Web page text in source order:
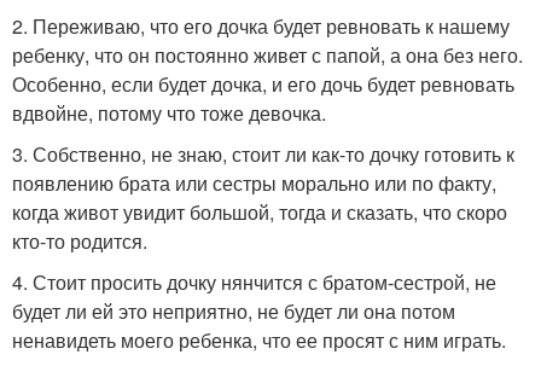
2. Переживаю, что его дочка будет ревновать к нашему
ребенку, что он постоянно живет с папой, а она без него.
Особенно, если будет дочка, и его дочь будет ревновать
вдвойне, потому что тоже девочка.
3. Собственно, не знаю, стоит ли как-то дочку готовить к
появлению брата или сестры морально или по факту,
когда живот увидит большой, тогда и сказать, что скоро
кто-то родится.
4. Стоит просить дочку нянчится с братом-сестрой, не
будет ли ей это неприятно, не будет ли она потом
ненавидеть моего ребенка, что ее просят с ним играть.